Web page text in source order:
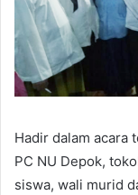
Hadir dalam acara
PC NU Depok,
siswa, wali murid